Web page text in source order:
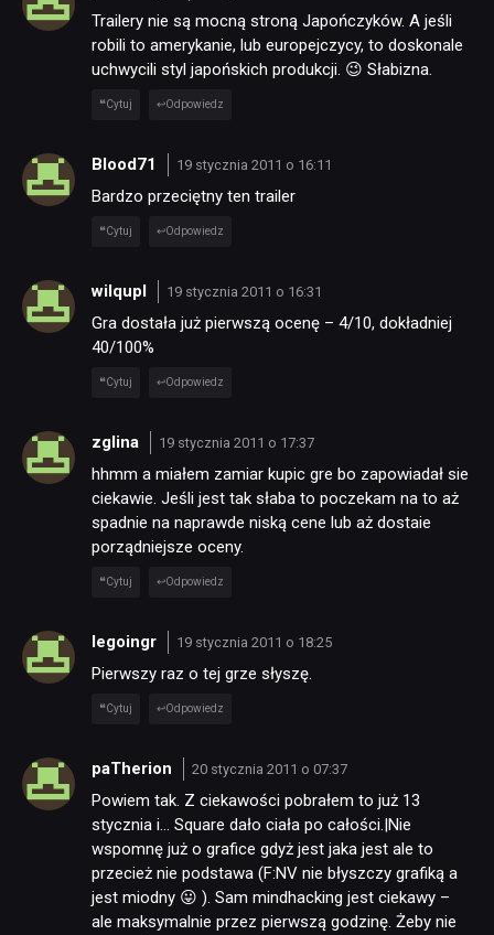
Trailery nie są mocną stroną Japończyków. A jeśli
robili to amerykanie, lub europejczycy, to doskonale
uchwycili styl japońskich produkcji. 😉 Słabizna.
Cytuj Odpowiedz
Blood71 19 stycznia 2011 o 16:11
Bardzo przeciętny ten trailer
Cytuj Odpowiedz
wilqupl 19 stycznia 2011 o 16:31
Gra dostała już pierwszą ocenę – 4/10, dokładniej
40/100%
Cytuj Odpowiedz
zglina 19 stycznia 2011 o 17:37
hhmm a miałem zamiar kupic gre bo zapowiadał sie
ciekawie. Jeśli jest tak słaba to poczekam na to aż
spadnie na naprawde niską cene lub aż dostaie
porządniejsze oceny.
Cytuj Odpowiedz
legoingr 19 stycznia 2011 o 18:25
Pierwszy raz o tej grze słyszę.
Cytuj Odpowiedz
paTherion 20 stycznia 2011 o 07:37
Powiem tak. Z ciekawości pobrałem to już 13
stycznia i… Square dało ciała po całości.|Nie
wspomnę już o grafice gdyż jest jaka jest ale to
przecież nie podstawa (F:NV nie błyszczy grafiką a
jest miodny 😛 ). Sam mindhacking jest ciekawy –
ale maksymalnie przez pierwszą godzinę. Żeby nie